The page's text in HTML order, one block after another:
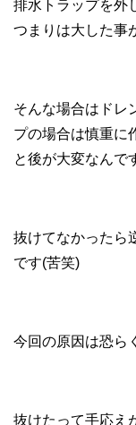
排水トラップを外
つまりは大した事
そんな場合はドレ
プの場合は慎重に
と後が大変なんで
抜けてなかったら
です(苦笑)
今回の原因は恐ら
抜けたって手応え